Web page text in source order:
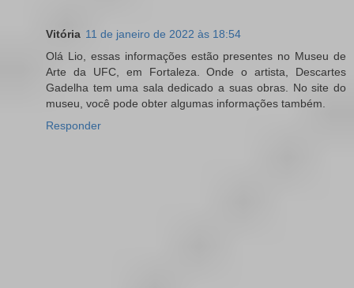
Vitória 11 de janeiro de 2022 às 18:54
Olá Lio, essas informações estão presentes no Museu de
Arte da UFC, em Fortaleza. Onde o artista, Descartes
Gadelha tem uma sala dedicado a suas obras. No site do
museu, você pode obter algumas informações também.
Responder